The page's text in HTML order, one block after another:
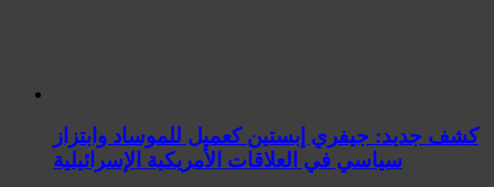
كشف جديد: جيفري إبستين كعميل للموساد وابتزاز
سياسي في العلاقات الأمريكية الإسرائيلية